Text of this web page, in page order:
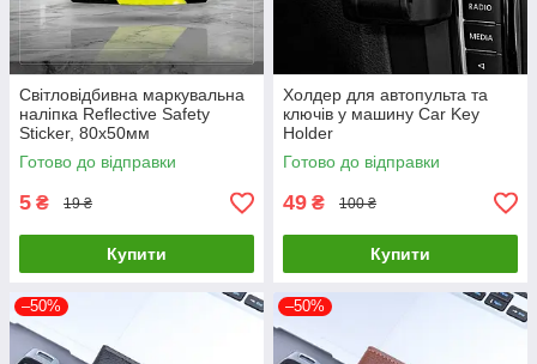
Світловідбивна маркувальна
наліпка Reflective Safety
Sticker, 80х50мм
Готово до відправки
5 ₴ 19 ₴
Купити
Холдер для автопульта та
ключів у машину Car Key
Holder
Готово до відправки
49 ₴ 100 ₴
Купити
–50% –50%